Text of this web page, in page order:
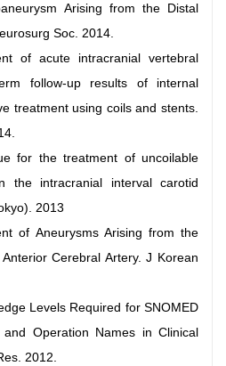
Arising from the Distal
Soc. 2014.
of acute intracranial vertebral
follow-up results of internal
treatment using coils and stents.
for the treatment of uncoilable
the intracranial interval carotid
2013
of Aneurysms Arising from the
Cerebral Artery. J Korean
Levels Required for SNOMED
Operation Names in Clinical
2012.